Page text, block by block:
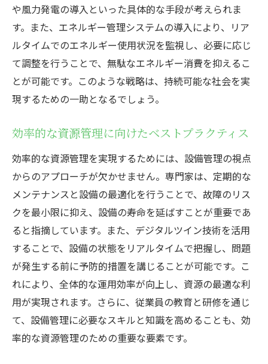
や風力発電の導入といった具体的な手段が考えられま
す。また、エネルギー管理システムの導入により、リア
ルタイムでのエネルギー使用状況を監視し、必要に応じ
て調整を行うことで、無駄なエネルギー消費を抑えるこ
とが可能です。このような戦略は、持続可能な社会を実
現するための一助となるでしょう。
効率的な資源管理に向けたベストプラクティス
効率的な資源管理を実現するためには、設備管理の視点
からのアプローチが欠かせません。専門家は、定期的な
メンテナンスと設備の最適化を行うことで、故障のリス
クを最小限に抑え、設備の寿命を延ばすことが重要であ
ると指摘しています。また、デジタルツイン技術を活用
することで、設備の状態をリアルタイムで把握し、問題
が発生する前に予防的措置を講じることが可能です。こ
れにより、全体的な運用効率が向上し、資源の最適な利
用が実現されます。さらに、従業員の教育と研修を通じ
て、設備管理に必要なスキルと知識を高めることも、効
率的な資源管理のための重要な要素です。